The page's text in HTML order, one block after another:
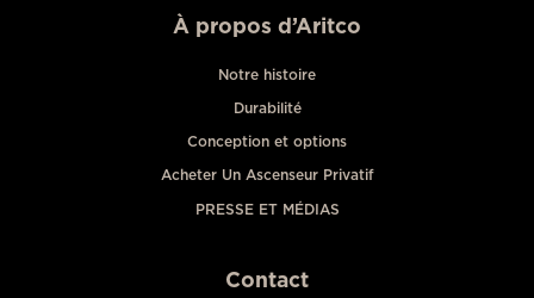
À propos d’Aritco
Notre histoire
Durabilité
Conception et options
Acheter Un Ascenseur Privatif
PRESSE ET MÉDIAS
Contact